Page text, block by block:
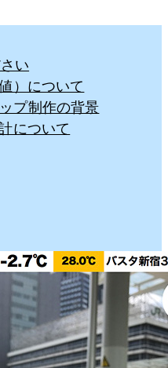
い
）について
プ制作の背景
について